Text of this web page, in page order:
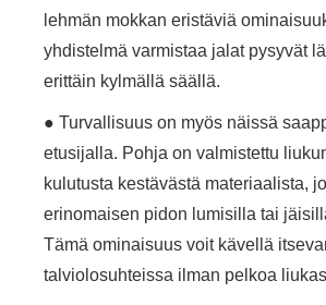
lehmän mokkan eristäviä
yhdistelmä varmistaa jalat pysyvät
erittäin kylmällä säällä.
● Turvallisuus on myös näissä
etusijalla. Pohja on valmistettu
kulutusta kestävästä materiaalista,
erinomaisen pidon lumisilla tai
Tämä ominaisuus voit kävellä
talviolosuhteissa ilman pelkoa